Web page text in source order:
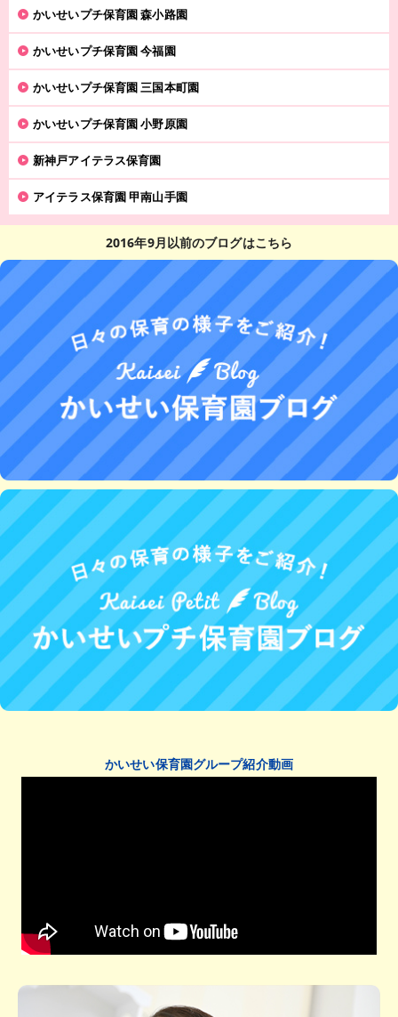
かいせいプチ保育園 森小路園
かいせいプチ保育園 今福園
かいせいプチ保育園 三国本町園
かいせいプチ保育園 小野原園
新神戸アイテラス保育園
アイテラス保育園 甲南山手園
2016年9月以前のブログはこちら
かいせい保育園グループ紹介動画